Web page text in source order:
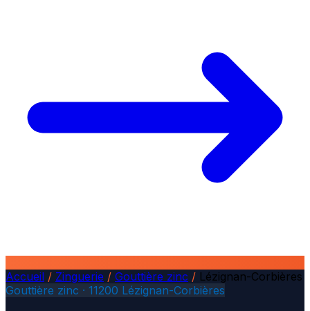
Accueil / Zinguerie / Gouttière zinc / Lézignan-Corbières
Gouttière zinc · 11200 Lézignan-Corbières